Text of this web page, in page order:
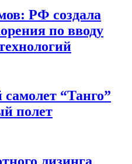
РФ создала
по вводу
“Танго”
полет